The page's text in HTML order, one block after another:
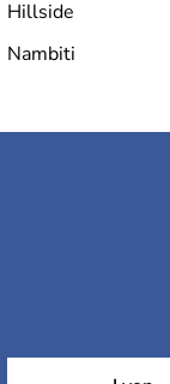
Hillside
Nambiti